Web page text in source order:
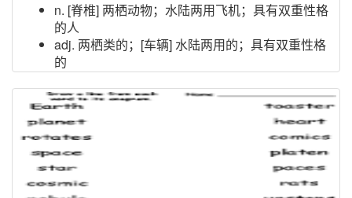
n. [脊椎] 两栖动物；水陆两用飞机；具有双重性格
的人
adj. 两栖类的；[车辆] 水陆两用的；具有双重性格
的